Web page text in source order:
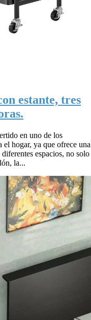
estante, tres
en uno de los
el hogar, ya que ofrece una
espacios, no solo
la...